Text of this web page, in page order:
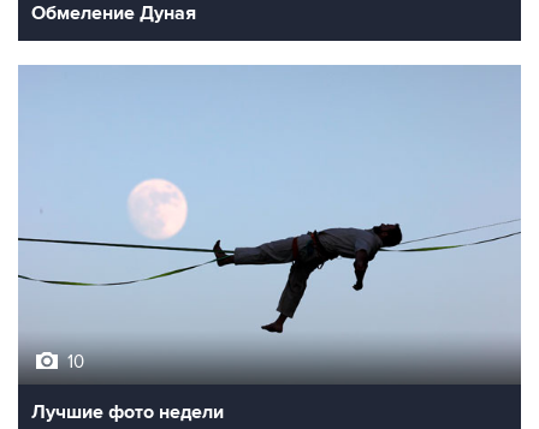
Обмеление Дуная
10
Лучшие фото недели